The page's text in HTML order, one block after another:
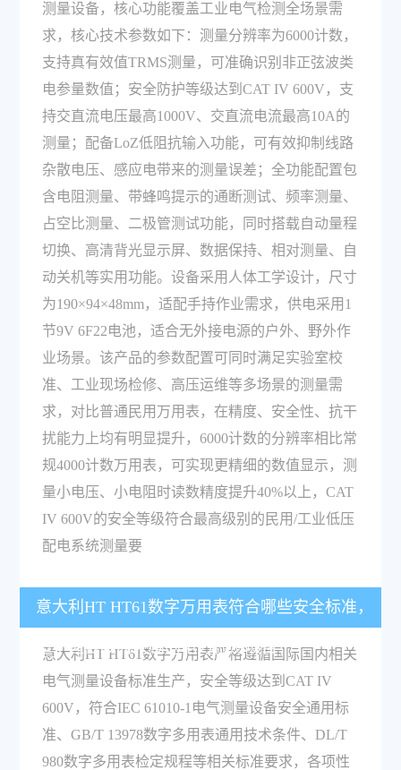
测量设备，核心功能覆盖工业电气检测全场景需
求，核心技术参数如下：测量分辨率为6000计数，
支持真有效值TRMS测量，可准确识别非正弦波类
电参量数值；安全防护等级达到CAT IV 600V，支
持交直流电压最高1000V、交直流电流最高10A的
测量；配备LoZ低阻抗输入功能，可有效抑制线路
杂散电压、感应电带来的测量误差；全功能配置包
含电阻测量、带蜂鸣提示的通断测试、频率测量、
占空比测量、二极管测试功能，同时搭载自动量程
切换、高清背光显示屏、数据保持、相对测量、自
动关机等实用功能。设备采用人体工学设计，尺寸
为190×94×48mm，适配手持作业需求，供电采用1
节9V 6F22电池，适合无外接电源的户外、野外作
业场景。该产品的参数配置可同时满足实验室校
准、工业现场检修、高压运维等多场景的测量需
求，对比普通民用万用表，在精度、安全性、抗干
扰能力上均有明显提升，6000计数的分辨率相比常
规4000计数万用表，可实现更精细的数值显示，测
量小电压、小电阻时读数精度提升40%以上，CAT
IV 600V的安全等级符合最高级别的民用/工业低压
配电系统测量要
意大利HT HT61数字万用表符合哪些安全标准，
适不适合政府采购的电力检测项目？
意大利HT HT61数字万用表严格遵循国际国内相关
电气测量设备标准生产，安全等级达到CAT IV
600V，符合IEC 61010-1电气测量设备安全通用标
准、GB/T 13978数字多用表通用技术条件、DL/T
980数字多用表检定规程等相关标准要求，各项性